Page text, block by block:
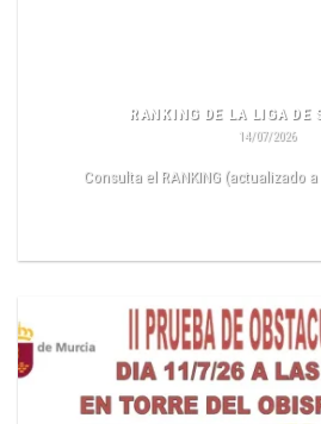
RANKING DE LA LIGA DE
14/07/2026
Consulta el RANKING (actualizado